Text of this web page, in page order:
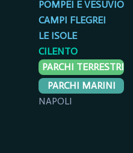
POMPEI E VESUVIO
CAMPI FLEGREI
LE ISOLE
CILENTO
PARCHI TERRESTRI
PARCHI MARINI
NAPOLI